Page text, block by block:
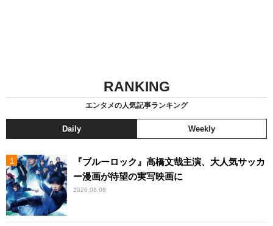
RANKING
エンタメの人気記事ランキング
Daily Weekly
『ブルーロック』高橋文哉主演、大人気サッカ
ー漫画が待望の実写映画に
2026.08.08